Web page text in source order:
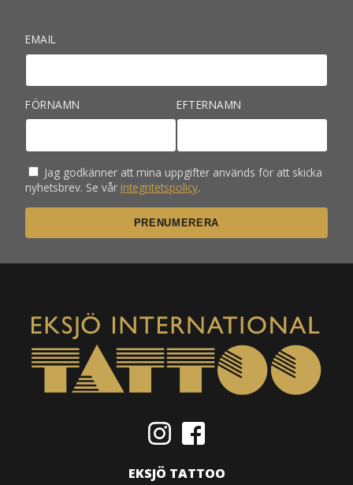
EMAIL
FÖRNAMN EFTERNAMN
Jag godkänner att mina uppgifter används för att skicka
nyhetsbrev. Se vår integritetspolicy.
EKSJÖ TATTOO